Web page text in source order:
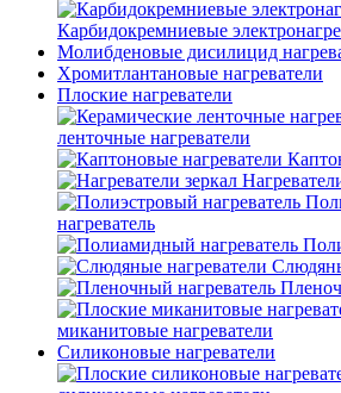
Карбидокремниевые
Молибденовые дисилицид
Хромитлантановые нагреватели
Плоские нагреватели
ленточные нагреватели
нагреватель
миканитовые нагреватели
Силиконовые нагреватели